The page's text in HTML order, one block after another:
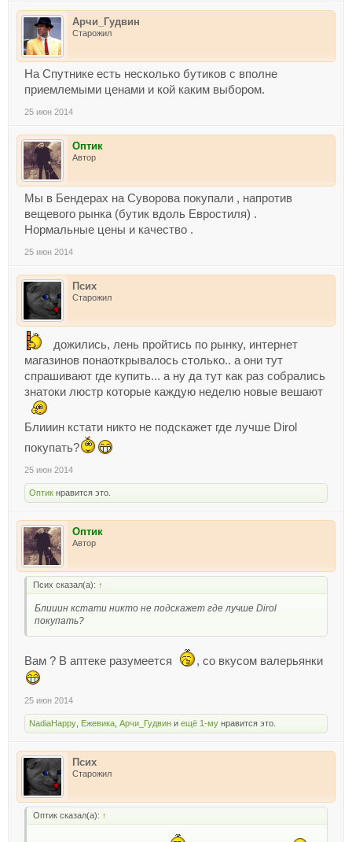
Арчи_Гудвин
Старожил
На Спутнике есть несколько бутиков с вполне
приемлемыми ценами и кой каким выбором.
25 июн 2014
Оптик
Автор
Мы в Бендерах на Суворова покупали , напротив
вещевого рынка (бутик вдоль Евростиля) .
Нормальные цены и качество .
25 июн 2014
Псих
Старожил
дожились, лень пройтись по рынку, интернет
магазинов понаоткрывалось столько.. а они тут
спрашивают где купить... а ну да тут как раз собрались
знатоки люстр которые каждую неделю новые вешают
Блииин кстати никто не подскажет где лучше Dirol
покупать?
25 июн 2014
Оптик нравится это.
Оптик
Автор
Псих сказал(а): ↑
Блииин кстати никто не подскажет где лучше Dirol
покупать?
Вам ? В аптеке разумеется , со вкусом валерьянки
25 июн 2014
NadiaHappy Ежевика Арчи_Гудвин и ещё 1-му нравится это.
Псих
Старожил
Оптик сказал(а): ↑